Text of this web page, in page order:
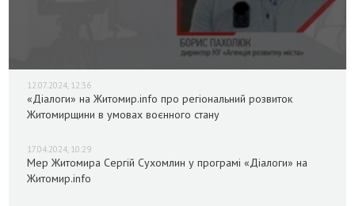
12.07.2024, 12:36
«Діалоги» на Житомир.info про регіональний розвиток
Житомирщини в умовах воєнного стану
17.04.2024, 10:29
Мер Житомира Сергій Сухомлин у програмі «Діалоги» на
Житомир.info